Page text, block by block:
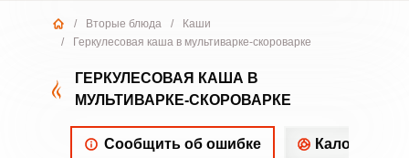
/ Вторые блюда /
Каши
/
Геркулесовая каша в мультиварке-скороварке
ГЕРКУЛЕСОВАЯ КАША В
МУЛЬТИВАРКЕ-СКОРОВАРКЕ
Сообщить об ошибке